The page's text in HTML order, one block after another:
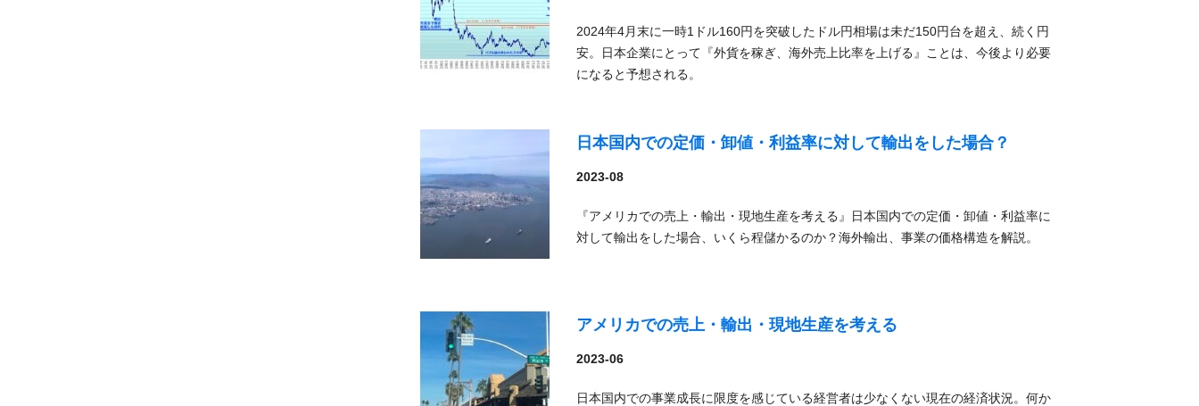
2024年4月末に一時1ドル160円を突破したドル円相場は未だ150円台を超え、続く円
安。日本企業にとって『外貨を稼ぎ、海外売上比率を上げる』ことは、今後より必要
になると予想される。
日本国内での定価・卸値・利益率に対して輸出をした場合？
2023-08
『アメリカでの売上・輸出・現地生産を考える』日本国内での定価・卸値・利益率に
対して輸出をした場合、いくら程儲かるのか？海外輸出、事業の価格構造を解説。
アメリカでの売上・輸出・現地生産を考える
2023-06
日本国内での事業成長に限度を感じている経営者は少なくない現在の経済状況。何か